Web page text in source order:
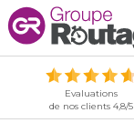
Evaluations
de nos clients 4,8/5